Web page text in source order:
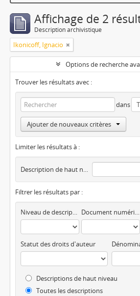
Affichage de 2
Description archivistique
Ikonicoff, Ignacio
Options de recherche
Trouver les résultats avec :
dans
Ajouter de nouveaux critères
Limiter les résultats à :
Description de haut niveau
Filtrer les résultats par :
Niveau de description Document numérique disponible
Statut des droits d'auteur
Descriptions de haut niveau
Toutes les descriptions